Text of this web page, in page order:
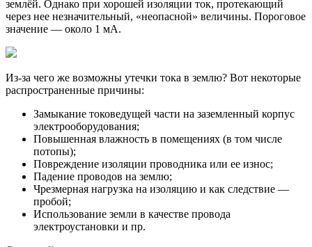
землёй. Однако при хорошей изоляции ток, протекающий
через нее незначительный, «неопасной» величины. Пороговое
значение — около 1 мА.
Из-за чего же возможны утечки тока в землю? Вот некоторые
распространенные причины:
Замыкание токоведущей части на заземленный корпус
электрооборудования;
Повышенная влажность в помещениях (в том числе
потопы);
Повреждение изоляции проводника или ее износ;
Падение проводов на землю;
Чрезмерная нагрузка на изоляцию и как следствие —
пробой;
Использование земли в качестве провода
электроустановки и пр.